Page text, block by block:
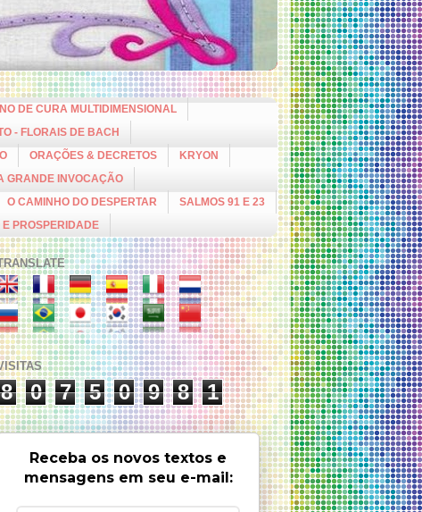
DE CURA MULTIDIMENSIONAL
- FLORAIS DE BACH
ORAÇÕES & DECRETOS
KRYON
GRANDE INVOCAÇÃO
O CAMINHO DO DESPERTAR
SALMOS 91 E 23
PROSPERIDADE
8 0 7 5 0 9 8 1
Receba os novos textos e
mensagens em seu e-mail: